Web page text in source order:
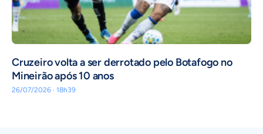
Cruzeiro volta a ser derrotado pelo Botafogo no
Mineirão após 10 anos
26/07/2026 · 18h39